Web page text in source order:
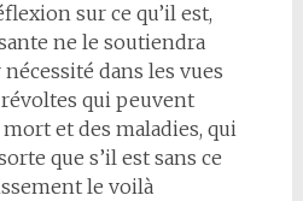
sur ce qu’il est,
ne le soutiendra
dans les vues
qui peuvent
et des maladies, qui
que s’il est sans ce
le voilà